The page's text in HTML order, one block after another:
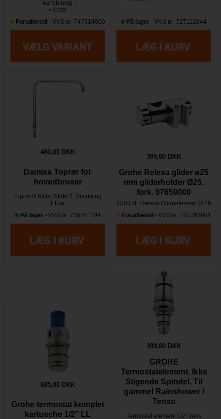
karfyldning
• Krom
Forudbestil- VVS nr: 747314000 På lager - VVS nr: 727112844
480,00 DKK
Damixa Toprør for
hovedbruser
Toprør til Akita, Slate 2, Dikara og
Eliza
På lager- VVS nr: 735541104
399,00 DKK
Grohe Relexa glider ø25
mm gliderholder Ø25.
fork. 07659000
GROHE Relexa Glideelement Ø 25
Forudbestil - VVS nr: 737763891
685,00 DKK
Grohe termostat komplet
kartusche 1/2" LL
399,00 DKK
GROHE
Termostatelement, Ikke
Stigende Spindel. Til
gammel Rainshower /
Tenso
Termostat element 1/2" voks